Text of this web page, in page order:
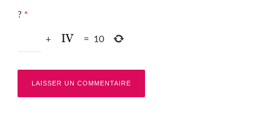
? *
+ = 10